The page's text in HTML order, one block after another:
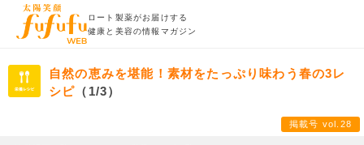
ロート製薬がお届けする
健康と美容の情報マガジン
自然の恵みを堪能！素材をたっぷり味わう春の3レ
シピ （1/3）
掲載号 vol.28